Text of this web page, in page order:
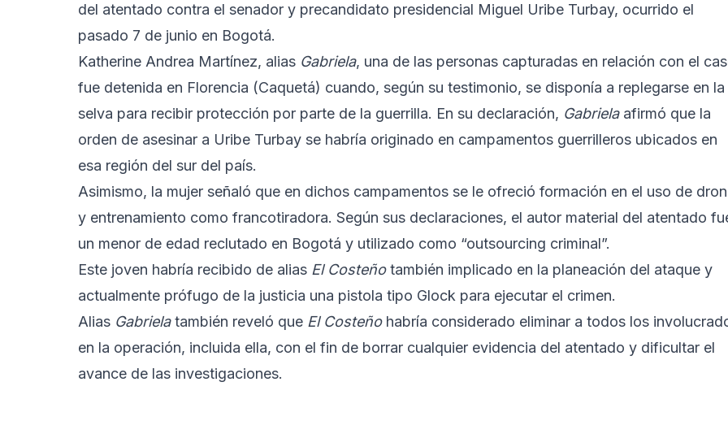
del atentado contra el senador y precandidato presidencial Miguel Uribe Turbay, ocurrido el
pasado 7 de junio en Bogotá.
Katherine Andrea Martínez, alias Gabriela, una de las personas capturadas en relación con el
fue detenida en Florencia (Caquetá) cuando, según su testimonio, se disponía a replegarse en la
selva para recibir protección por parte de la guerrilla. En su declaración, Gabrielaafirmó que la
orden de asesinar a Uribe Turbay se habría originado en campamentos guerrilleros ubicados en
esa región del sur del país.
Asimismo, la mujer señaló que en dichos campamentos se le ofreció formación en el uso de
y entrenamiento como francotiradora. Según sus declaraciones, el autor material del atentado
un menor de edad reclutado en Bogotá y utilizado como “outsourcing criminal”.
Este joven habría recibido de alias El Costeñotambién implicado en la planeación del ataque y
actualmente prófugo de la justicia una pistola tipo Glock para ejecutar el crimen.
Alias Gabrielatambién reveló que El Costeñohabría considerado eliminar a todos los
en la operación, incluida ella, con el fin de borrar cualquier evidencia del atentado y dificultar el
avance de las investigaciones.